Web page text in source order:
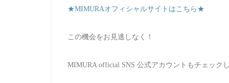
★MIMURAオフィシャルサイトはこちら★
この機会をお見逃しなく！
MIMURA official SNS 公式アカウントもチェック